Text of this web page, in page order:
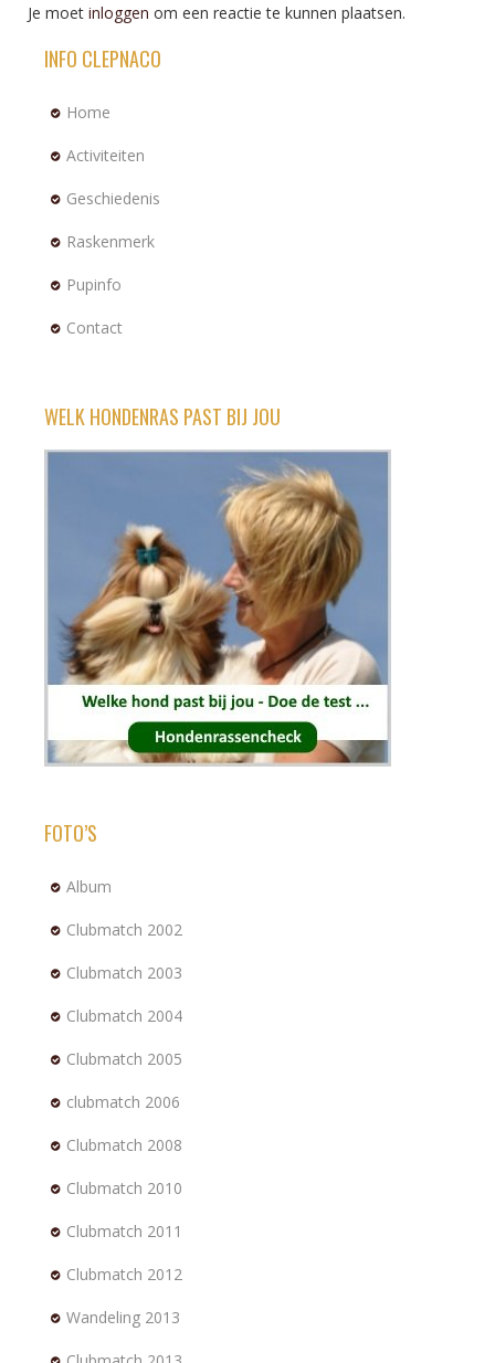
Je moet inloggen om een reactie te kunnen plaatsen.
INFO CLEPNACO
Home
Activiteiten
Geschiedenis
Raskenmerk
Pupinfo
Contact
WELK HONDENRAS PAST BIJ JOU
FOTO’S
Album
Clubmatch 2002
Clubmatch 2003
Clubmatch 2004
Clubmatch 2005
clubmatch 2006
Clubmatch 2008
Clubmatch 2010
Clubmatch 2011
Clubmatch 2012
Wandeling 2013